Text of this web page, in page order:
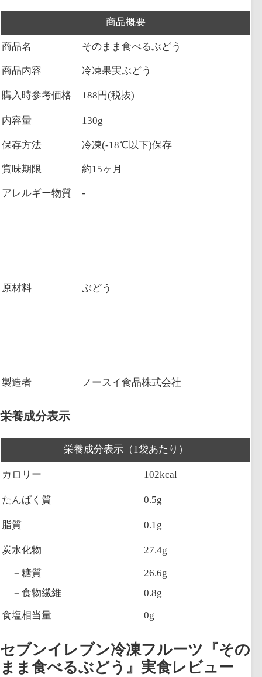
商品概要
商品名 そのまま食べるぶどう
商品内容 冷凍果実ぶどう
購入時参考価格 188円(税抜)
内容量 130g
保存方法 冷凍(-18℃以下)保存
賞味期限 約15ヶ月
アレルギー物質 -
原材料 ぶどう
製造者 ノースイ食品株式会社
栄養成分表示
栄養成分表示（1袋あたり）
カロリー 102kcal
たんぱく質 0.5g
脂質 0.1g
炭水化物 27.4g
－糖質
26.6g
－食物繊維
0.8g
食塩相当量
0g
セブンイレブン冷凍フルーツ『その
まま食べるぶどう』実食レビュー